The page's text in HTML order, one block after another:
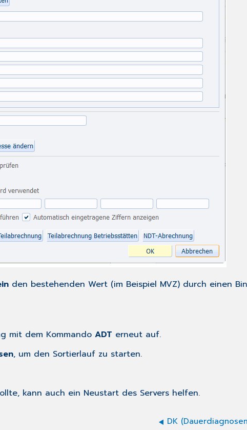
den bestehenden Wert (im Beispiel MVZ) durch einen
mit dem Kommando ADT erneut auf.
, um den Sortierlauf zu starten.
kann auch ein Neustart des Servers helfen.